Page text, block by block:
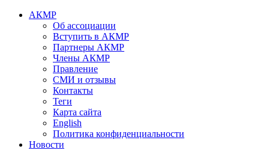
АКМР
Об ассоциации
Вступить в АКМР
Партнеры АКМР
Члены АКМР
Правление
СМИ и отзывы
Контакты
Теги
Карта сайта
English
Политика конфиденциальности
Новости